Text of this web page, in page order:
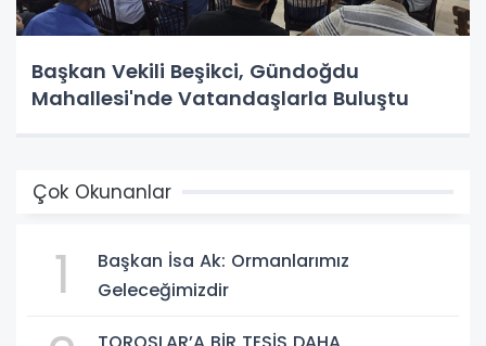
Başkan Vekili Beşikci, Gündoğdu
Mahallesi'nde Vatandaşlarla Buluştu
Çok Okunanlar
1
Başkan İsa Ak: Ormanlarımız
Geleceğimizdir